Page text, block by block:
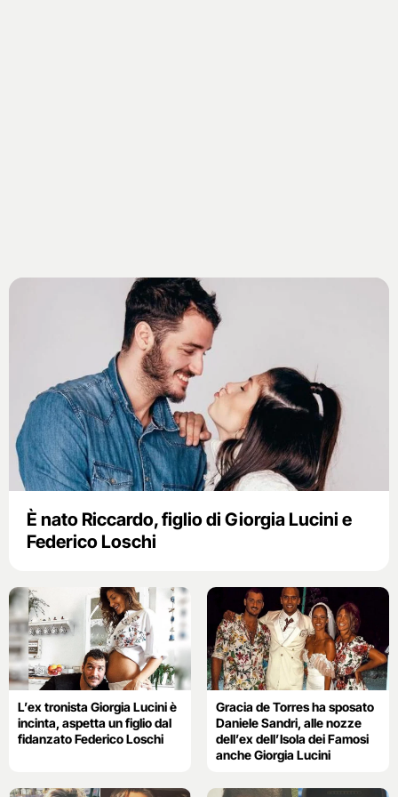
È nato Riccardo, figlio di Giorgia Lucini e
Federico Loschi
L’ex tronista Giorgia Lucini è
incinta, aspetta un figlio dal
fidanzato Federico Loschi
Gracia de Torres ha sposato
Daniele Sandri, alle nozze
dell’ex dell’Isola dei Famosi
anche Giorgia Lucini